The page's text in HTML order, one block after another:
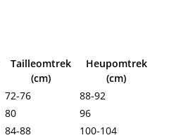
Tailleomtrek
(cm)
Heupomtrek
(cm)
72-76
88-92
80
96
84-88
100-104